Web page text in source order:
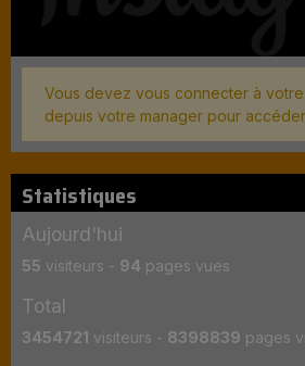
Vous devez vous connecter à
depuis votre manager pour
Statistiques
Aujourd'hui
55 visiteurs - 94 pages vues
Total
3454721 visiteurs - 8398839 pages